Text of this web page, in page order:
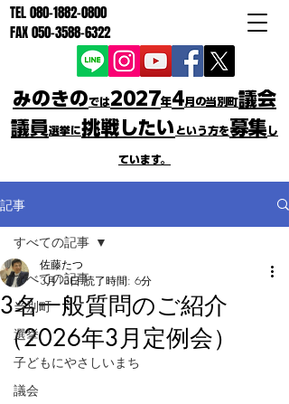
TEL080-1882-0800
FAX050-3588-6322
みのきのでは2027年4月の当別町議会
議員選挙に挑戦したい という方を募集 し
ています。
記事
すべての記事
当別町
選挙
子どもにやさしいまち
議会
すべての記事
3名一般質問のご紹介
（2026年3月定例会）
佐藤たつ
3月13日 読了時間: 6分